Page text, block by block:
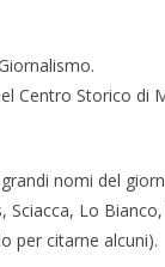
Centro Storico di
nomi del
Sciacca, Lo
per citarne alcuni).